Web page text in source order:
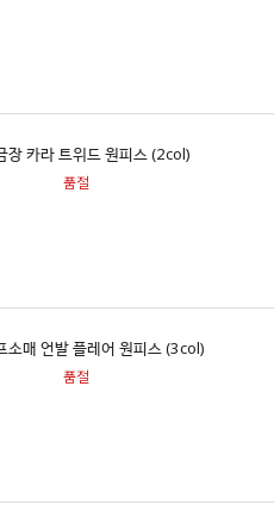
장 카라 트위드 원피스 (2col)
품절
소매 언발 플레어 원피스 (3col)
품절